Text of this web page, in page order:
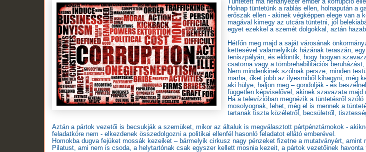
Holnap tüntetünk a rablás ellen, holnapután a
erőszak ellen - akinek végképpen elege van a
magával kimegy az utcára tüntetni, jól
egyet ezekkel a szemét dolgokkal, aztán
Hétfőn meg majd a saját városának
kettesével valamelyikük házának teraszán,
teniszpályán, és eldöntik, hogy hogyan
csatorna vagy a tömbrehabilitációs
Nem mindenkinek szólnak persze, minden
marha, őket jobb az ilyesmiből kihagyni, még
aki hülye, haljon meg – gondolják - és
független képviselővel, akinek szavazata majd
Ha a televízióban megnézik a tüntetésről
mosolyognak, lehet, még el is mennek a
tartanak tiszta közéletről, becsületről,
Aztán a pártok vezetői is becsukják a szemüket, mikor az általuk is megválasztott pártpénztárnokok -
feladatköre nem - elkezdenek összedolgozni a politikai ellenfél hasonló feladatot ellátó emberével.
Homokba dugva fejüket mossák kezeiket – bármelyik cirkusz nagy pénzeket fizetne a mutatványért, amint
Pilatust, ami nem is csoda, a helytartónak csak egyszer kellett mosnia kezeit, a pártok vezetőinek havonta